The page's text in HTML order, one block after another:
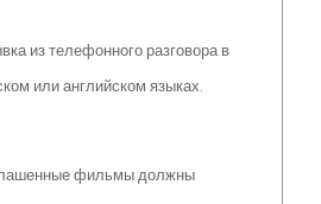
из телефонного разговора в
или английском языках.
фильмы должны